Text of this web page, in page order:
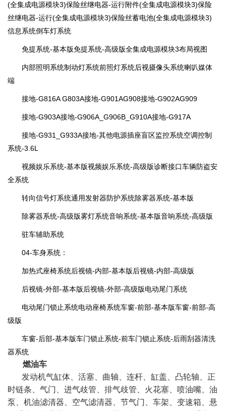
(全集成电源模块3)保险丝继电器-运行附件(全集成电源模块3)保险
丝继电器-运行(全集成电源模块3)保险丝蓄电池(全集成电源模块3)
信息系统倒车灯系统
免提系统-基本版免提系统-高级版全集成电源模块3布局视图
内部照明系统制动灯系统前照灯系统后视摄像头系统喇叭媒体
端
接地-G816A G803A接地-G901AG908接地-G902AG909
接地-G903A接地-G906A_G906B_G910A接地-G917A
接地-G931_G933A接地-其他电源插座盲区监控系统空调控制
系统-3.6L
视频娱乐系统-基本版视频娱乐系统-高级版诊断接口车辆防盗安
全系统
转向信号灯系统通用发射器防护系统除雾器系统-基本版
除雾器系统-高级版雾灯系统音响系统-基本版音响系统-高级版
驻车辅助系统
04-车身系统：
加热式座椅系统后视镜-内部-基本版后视镜-内部-高级版
后视镜-外部-基本版后视镜-外部-高级版电动尾门系统
电动尾门锁止系统电动座椅系统车窗-前部-基本版车窗-前部-高
级版
车窗-后部-基本版车门锁止系统-前车门锁止系统-后雨刮器清洗
器系统
燃油车
发动机气缸体、活塞、曲轴、连杆、缸盖、凸轮轴、正
时链条、气门、进气歧管、排气歧管、火花塞、喷油嘴、油
泵、机油滤清器、空气滤清器、节气门、车架、变速箱、悬